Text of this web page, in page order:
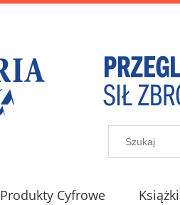
Produkty Cyfrowe Książki